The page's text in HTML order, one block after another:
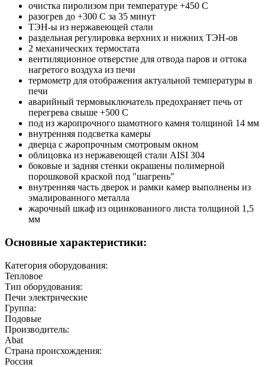
очистка пиролизом при температуре +450 С
разогрев до +300 С за 35 минут
ТЭН-ы из нержавеющей стали
раздельная регулировка верхних и нижних ТЭН-ов
2 механических термостата
вентиляционное отверстие для отвода паров и оттока
нагретого воздуха из печи
термометр для отображения актуальной температуры в
печи
аварийный термовыключатель предохраняет печь от
перегрева свыше +500 С
под из жаропрочного шамотного камня толщиной 14 мм
внутренняя подсветка камеры
дверца с жаропрочным смотровым окном
облицовка из нержавеющей стали AISI 304
боковые и задняя стенки окрашены полимерной
порошковой краской под "шагрень"
внутренняя часть дверок и рамки камер выполнены из
эмалированного металла
жарочный шкаф из оцинкованного листа толщиной 1,5
мм
Основные характеристики:
Категория оборудования:
Тепловое
Тип оборудования:
Печи электрические
Группа:
Подовые
Производитель:
Abat
Страна происхождения:
Россия